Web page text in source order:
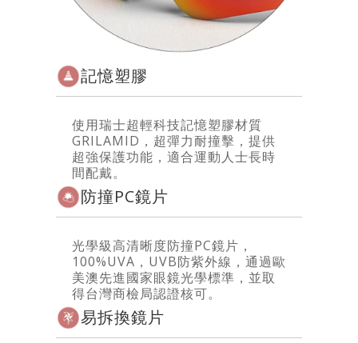
記憶塑膠
使用瑞士超輕科技記憶塑膠材質
GRILAMID，超彈力耐撞擊，提供
超強保護功能，適合運動人士長時
間配戴。
防撞PC鏡片
光學級高清晰度防撞PC鏡片，
100%UVA，UVB防紫外線，通過歐
美澳先進國家眼鏡光學標準，並取
得台灣商檢局認證核可。
易拆換鏡片